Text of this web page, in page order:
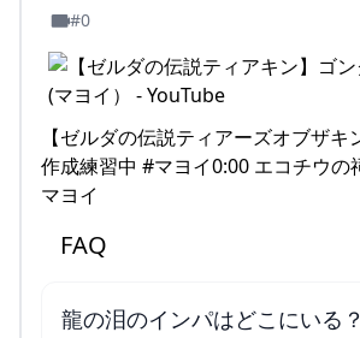
#0
【ゼルダの伝説ティアーズオブザ
作成練習中 #マヨイ0:00 エコチウの
マヨイ
FAQ
龍の泪のインパはどこにいる？